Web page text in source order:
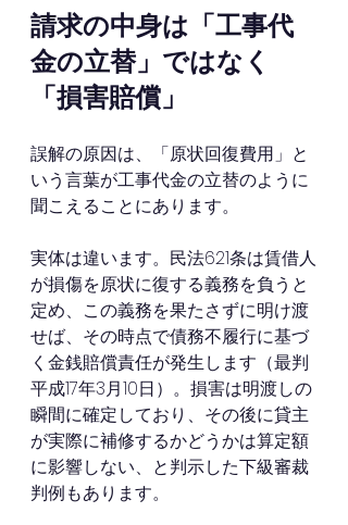
請求の中身は「工事代
金の立替」ではなく
「損害賠償」
誤解の原因は、「原状回復費用」と
いう言葉が工事代金の立替のように
聞こえることにあります。
実体は違います。民法621条は賃借人
が損傷を原状に復する義務を負うと
定め、この義務を果たさずに明け渡
せば、その時点で債務不履行に基づ
く金銭賠償責任が発生します（最判
平成17年3月10日）。損害は明渡しの
瞬間に確定しており、その後に貸主
が実際に補修するかどうかは算定額
に影響しない、と判示した下級審裁
判例もあります。